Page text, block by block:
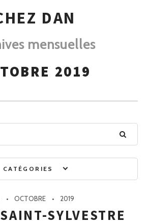
DAN
mensuelles
2019
CATÉGORIES
OCTOBRE 2019
SYLVESTRE